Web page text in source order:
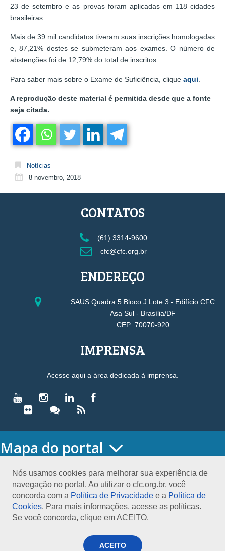
23 de setembro e as provas foram aplicadas em 118 cidades
brasileiras.
Mais de 39 mil candidatos tiveram suas inscrições homologadas
e, 87,21% destes se submeteram aos exames. O número de
abstenções foi de 12,79% do total de inscritos.
Para saber mais sobre o Exame de Suficiência, clique aqui
A reprodução deste material é permitida desde que a fonte
seja citada.
Notícias
8 novembro, 2018
Nós usamos cookies para melhorar sua experiência de
navegação no portal. Ao utilizar o cfc.org.br, você
concorda com a Política de Privacidade e a Política de
Cookies. Para mais informações, acesse as políticas.
Se você concorda, clique em ACEITO.
ACEITO
CONTATOS
(61) 3314-9600
cfc@cfc.org.br
ENDEREÇO
SAUS Quadra 5 Bloco J Lote 3 - Edifício CFC
Asa Sul - Brasília/DF
CEP: 70070-920
IMPRENSA
Acesse aqui a área dedicada à imprensa.
Mapa do portal
O CONSELHO
Conselho Diretor
Nossa Sede
Planejamento
Organograma
Presidentes do CFC – Gestões anteriores